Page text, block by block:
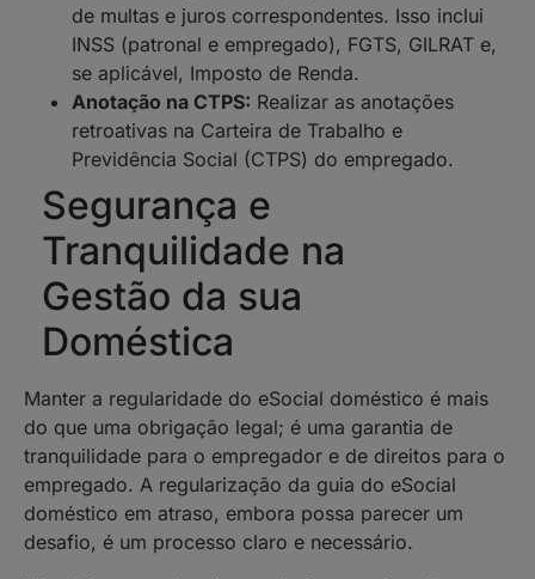
de multas e juros correspondentes. Isso inclui
INSS (patronal e empregado), FGTS, GILRAT e,
se aplicável, Imposto de Renda.
Anotação na CTPS: Realizar as anotações
retroativas na Carteira de Trabalho e
Previdência Social (CTPS) do empregado.
Segurança e
Tranquilidade na
Gestão da sua
Doméstica
Manter a regularidade do eSocial doméstico é mais
do que uma obrigação legal; é uma garantia de
tranquilidade para o empregador e de direitos para o
empregado. A regularização da guia do eSocial
doméstico em atraso, embora possa parecer um
desafio, é um processo claro e necessário.